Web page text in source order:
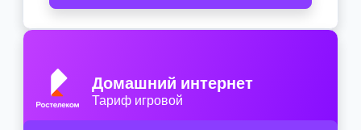
Домашний интернет
Тариф игровой